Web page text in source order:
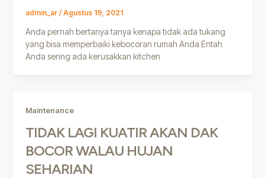
admin_ar / Agustus 19, 2021
Anda pernah bertanya tanya kenapa tidak ada tukang
yang bisa memperbaiki kebocoran rumah Anda Entah
Anda sering ada kerusakkan kitchen
Maintenance
TIDAK LAGI KUATIR AKAN DAK
BOCOR WALAU HUJAN
SEHARIAN